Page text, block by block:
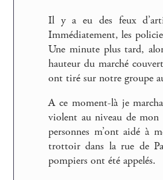
Il y a eu des feux
Immédiatement, les
Une minute plus tard,
hauteur du marché
ont tiré sur notre groupe
A ce moment-là je
violent au niveau de
personnes m’ont aidé à
trottoir dans la rue de
pompiers ont été appelés.